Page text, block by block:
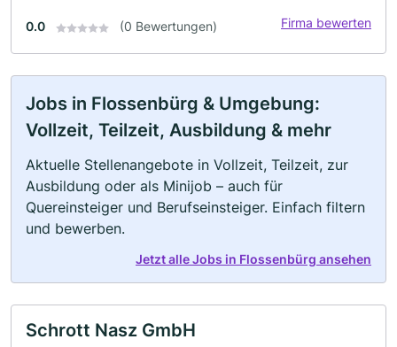
0.0 (0 Bewertungen) Firma bewerten
Jobs in Flossenbürg & Umgebung:
Vollzeit, Teilzeit, Ausbildung & mehr
Aktuelle Stellenangebote in Vollzeit, Teilzeit, zur
Ausbildung oder als Minijob – auch für
Quereinsteiger und Berufseinsteiger. Einfach filtern
und bewerben.
Jetzt alle Jobs in Flossenbürg ansehen
Schrott Nasz GmbH